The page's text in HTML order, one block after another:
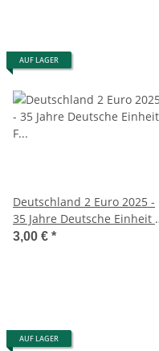
AUF LAGER
Deutschland 2 Euro 2025 -
35 Jahre Deutsche Einheit F
unc.*
3,00 € *
AUF LAGER